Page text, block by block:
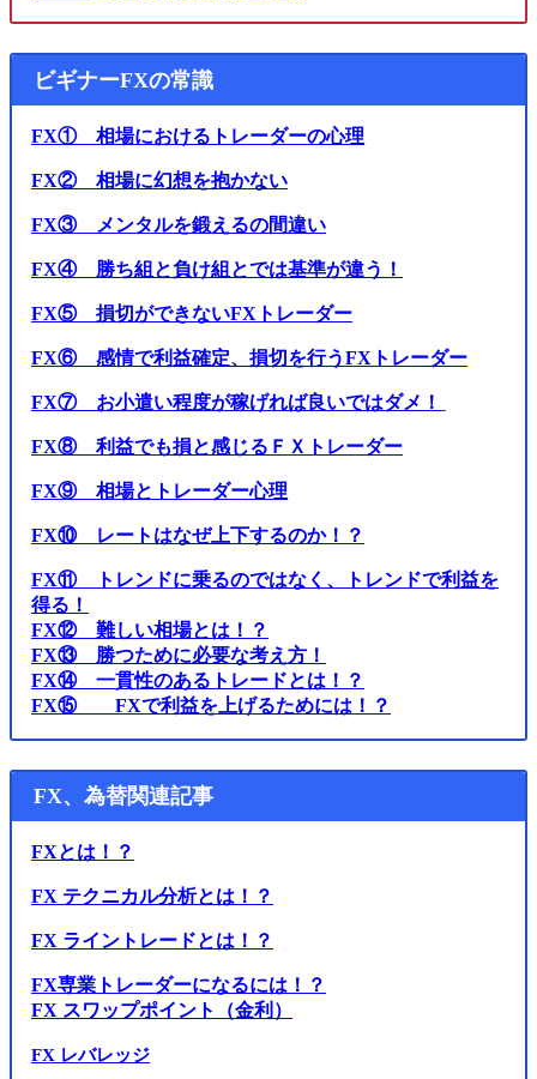
ビギナーFXの常識
FX① 相場におけるトレーダーの心理
FX② 相場に幻想を抱かない
FX③ メンタルを鍛えるの間違い
FX④ 勝ち組と負け組とでは基準が違う！
FX⑤ 損切ができないFXトレーダー
FX⑥ 感情で利益確定、損切を行うFXトレーダー
FX⑦ お小遣い程度が稼げれば良いではダメ！
FX⑧ 利益でも損と感じるＦＸトレーダー
FX⑨ 相場とトレーダー心理
FX⑩ レートはなぜ上下するのか！？
FX⑪ トレンドに乗るのではなく、トレンドで利益を
得る！
FX⑫ 難しい相場とは！？
FX⑬ 勝つために必要な考え方！
FX⑭ 一貫性のあるトレードとは！？
FX⑮ FXで利益を上げるためには！？
FX、為替関連記事
FXとは！？
FX テクニカル分析とは！？
FX ライントレードとは！？
FX専業トレーダーになるには！？
FX スワップポイント（金利）
FX レバレッジ